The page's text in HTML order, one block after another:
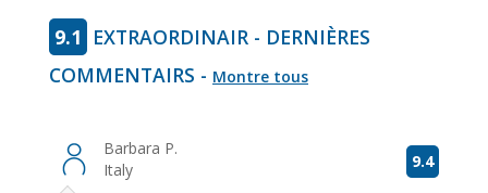
9.1 EXTRAORDINAIR - DERNIÈRES
COMMENTAIRS - Montre tous
Barbara P.
Italy
9.4